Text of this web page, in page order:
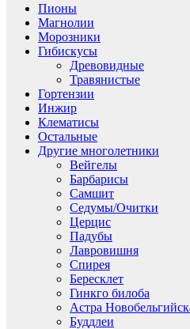
Пионы
Магнолии
Морозники
Гибискусы
Древовидные
Травянистые
Гортензии
Инжир
Клематисы
Остальные
Другие многолетники
Вейгелы
Барбарисы
Самшит
Седумы/Очитки
Церцис
Падубы
Лавровишня
Спирея
Бересклет
Гинкго билоба
Астра
Буддлеи